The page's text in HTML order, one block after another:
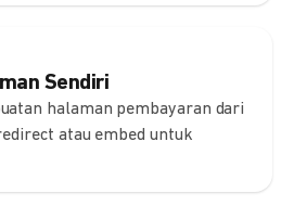
Sendiri
halaman pembayaran dari
atau embed untuk